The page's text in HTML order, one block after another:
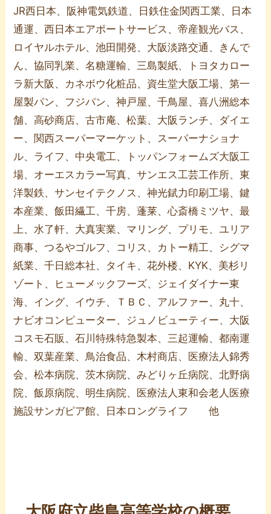
JR西日本、阪神電気鉄道、日鉄住金関西工業、日本
通運、西日本エアポートサービス、帝産観光バス、
ロイヤルホテル、池田開発、大阪淡路交通、きんで
ん、協同乳業、名糖運輸、三島製紙、トヨタカロー
ラ新大阪、カネボウ化粧品、資生堂大阪工場、第一
屋製パン、フジパン、神戸屋、千鳥屋、喜八洲総本
舗、高砂商店、古市庵、松葉、大阪ランチ、ダイエ
ー、関西スーパーマーケット、スーパーナショナ
ル、ライフ、中央電工、トッパンフォームズ大阪工
場、オーエスカラー写真、サンエス工芸工作所、東
洋製鉄、サンセイテクノス、神光錻力印刷工場、鍵
本産業、飯田繊工、千房、蓬莱、心斎橋ミツヤ、最
上、水了軒、大真実業、マリング、プリモ、ユリア
商事、つるやゴルフ、コリス、カトー精工、シグマ
紙業、千日総本社、タイキ、花外楼、KYK、美杉リ
ゾート、ヒューメックフーズ、ジェイダイナー東
海、イング、イウチ、ＴＢＣ、アルファー、丸十、
ナビオコンピューター、ジュノビューティー、大阪
コスモ石販、石川特殊特急製本、三起運輸、都南運
輸、双葉産業、鳥治食品、木村商店、医療法人錦秀
会、松本病院、茨木病院、みどりヶ丘病院、北野病
院、飯原病院、明生病院、医療法人東和会老人医療
施設サンガピア館、日本ロングライフ 他